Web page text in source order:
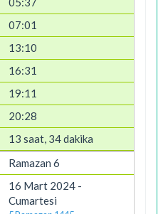
07:01
13:10
16:31
19:11
20:28
13 saat, 34 dakika
Ramazan 6
16 Mart 2024 -
Cumartesi